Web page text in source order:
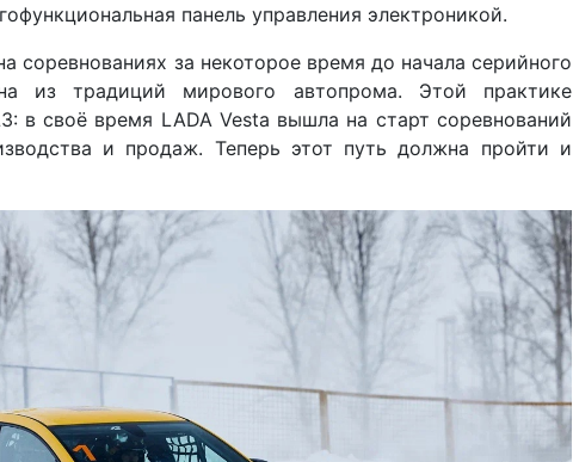
панель управления электроникой.
соревнованиях за некоторое время до начала серийного
из традиций мирового автопрома. Этой практике
в своё время LADA Vesta вышла на старт соревнований
и продаж. Теперь этот путь должна пройти и